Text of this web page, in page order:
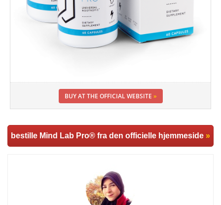
BUY AT THE OFFICIAL WEBSITE »
bestille Mind Lab Pro® fra den officielle hjemmeside »